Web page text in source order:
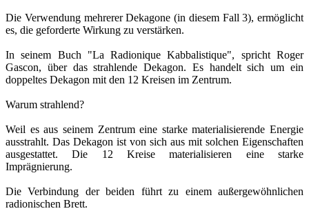
Die Verwendung mehrerer Dekagone (in diesem Fall 3), ermöglicht
es, die geforderte Wirkung zu verstärken.
In seinem Buch "La Radionique Kabbalistique", spricht Roger
Gascon, über das strahlende Dekagon. Es handelt sich um ein
doppeltes Dekagon mit den 12 Kreisen im Zentrum.
Warum strahlend?
Weil es aus seinem Zentrum eine starke materialisierende Energie
ausstrahlt. Das Dekagon ist von sich aus mit solchen Eigenschaften
ausgestattet. Die 12 Kreise materialisieren eine starke
Imprägnierung.
Die Verbindung der beiden führt zu einem außergewöhnlichen
radionischen Brett.